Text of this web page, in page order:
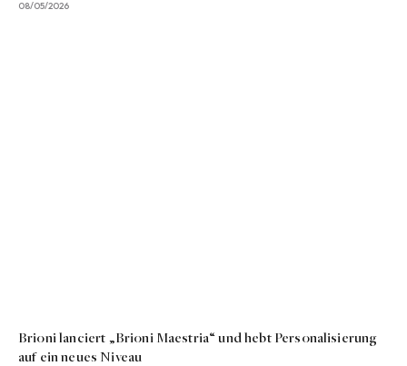
08/05/2026
Brioni lanciert „Brioni Maestria“ und hebt Personalisierung
auf ein neues Niveau